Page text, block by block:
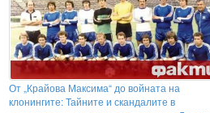
От „Крайова Максима“ до войната на
клонингите: Тайните и скандалите в